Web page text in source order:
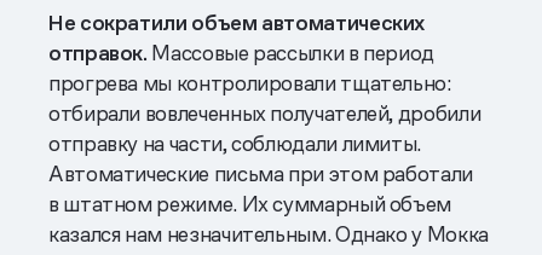
Не сократили объем автоматических
отправок. Массовые рассылки в период
прогрева мы контролировали тщательно:
отбирали вовлеченных получателей, дробили
отправку на части, соблюдали лимиты.
Автоматические письма при этом работали
в штатном режиме. Их суммарный объем
казался нам незначительным. Однако у Мокка